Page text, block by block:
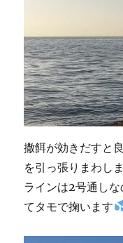
撒餌が効きだすと
を引っ張りまわし
ラインは2号通し
てタモで掬います